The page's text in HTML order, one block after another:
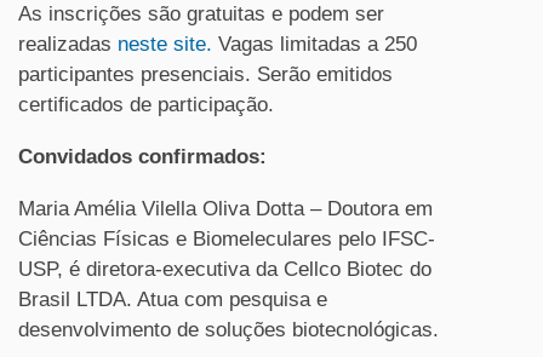
As inscrições são gratuitas e podem ser
realizadas neste site. Vagas limitadas a 250
participantes presenciais. Serão emitidos
certificados de participação.
Convidados confirmados:
Maria Amélia Vilella Oliva Dotta – Doutora em
Ciências Físicas e Biomeleculares pelo IFSC-
USP, é diretora-executiva da Cellco Biotec do
Brasil LTDA. Atua com pesquisa e
desenvolvimento de soluções biotecnológicas.